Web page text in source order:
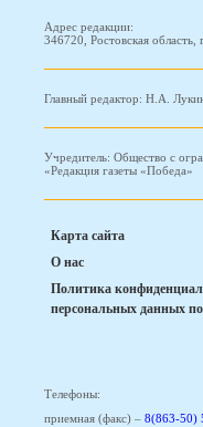
Адрес редакции:
346720, Ростовская
Главный редактор: Н.А.
Учредитель: Общество с
«Редакция газеты «Победа»
Карта сайта
О нас
Политика
персональных данных
Телефоны:
приемная (факс) – 8(863-50)